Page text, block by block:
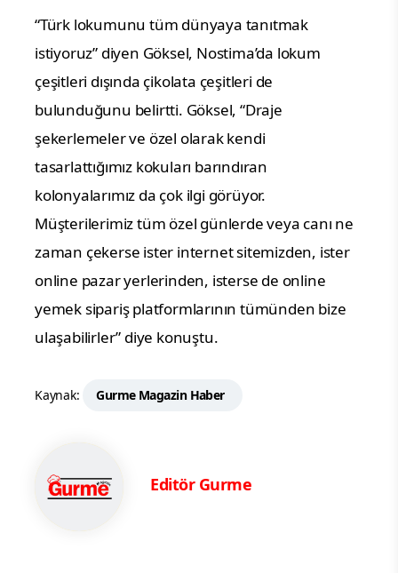
“Türk lokumunu tüm dünyaya tanıtmak
istiyoruz” diyen Göksel, Nostima’da lokum
çeşitleri dışında çikolata çeşitleri de
bulunduğunu belirtti. Göksel, “Draje
şekerlemeler ve özel olarak kendi
tasarlattığımız kokuları barındıran
kolonyalarımız da çok ilgi görüyor.
Müşterilerimiz tüm özel günlerde veya canı ne
zaman çekerse ister internet sitemizden, ister
online pazar yerlerinden, isterse de online
yemek sipariş platformlarının tümünden bize
ulaşabilirler” diye konuştu.
Kaynak: Gurme Magazin Haber
Editör Gurme